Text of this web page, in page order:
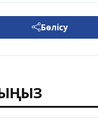
Бөлісу